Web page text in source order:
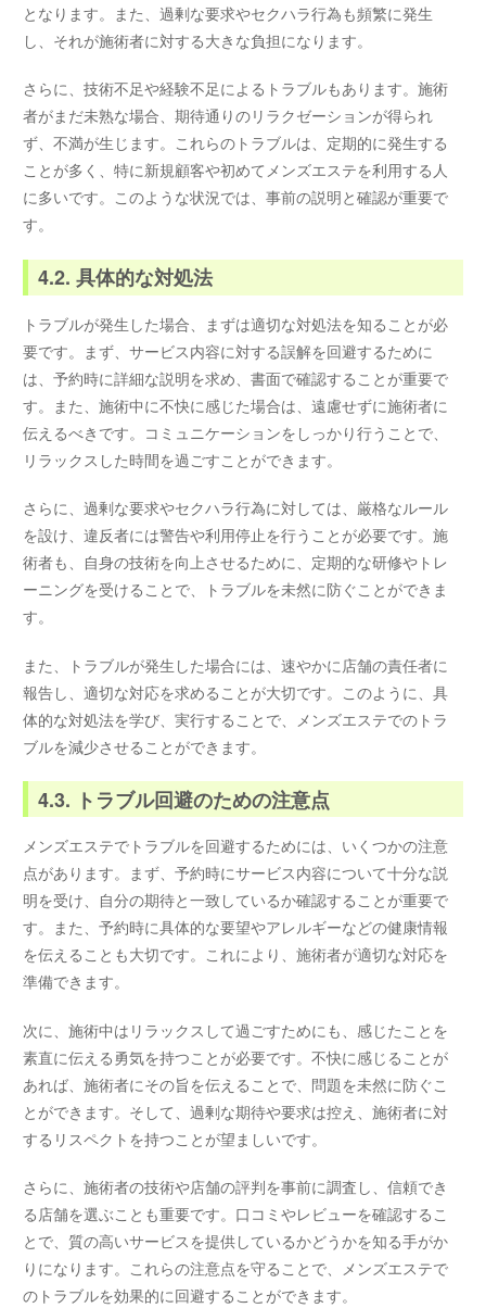
となります。また、過剰な要求やセクハラ行為も頻繁に発生
し、それが施術者に対する大きな負担になります。
さらに、技術不足や経験不足によるトラブルもあります。施術
者がまだ未熟な場合、期待通りのリラクゼーションが得られ
ず、不満が生じます。これらのトラブルは、定期的に発生する
ことが多く、特に新規顧客や初めてメンズエステを利用する人
に多いです。このような状況では、事前の説明と確認が重要で
す。
4.2. 具体的な対処法
トラブルが発生した場合、まずは適切な対処法を知ることが必
要です。まず、サービス内容に対する誤解を回避するために
は、予約時に詳細な説明を求め、書面で確認することが重要で
す。また、施術中に不快に感じた場合は、遠慮せずに施術者に
伝えるべきです。コミュニケーションをしっかり行うことで、
リラックスした時間を過ごすことができます。
さらに、過剰な要求やセクハラ行為に対しては、厳格なルール
を設け、違反者には警告や利用停止を行うことが必要です。施
術者も、自身の技術を向上させるために、定期的な研修やトレ
ーニングを受けることで、トラブルを未然に防ぐことができま
す。
また、トラブルが発生した場合には、速やかに店舗の責任者に
報告し、適切な対応を求めることが大切です。このように、具
体的な対処法を学び、実行することで、メンズエステでのトラ
ブルを減少させることができます。
4.3. トラブル回避のための注意点
メンズエステでトラブルを回避するためには、いくつかの注意
点があります。まず、予約時にサービス内容について十分な説
明を受け、自分の期待と一致しているか確認することが重要で
す。また、予約時に具体的な要望やアレルギーなどの健康情報
を伝えることも大切です。これにより、施術者が適切な対応を
準備できます。
次に、施術中はリラックスして過ごすためにも、感じたことを
素直に伝える勇気を持つことが必要です。不快に感じることが
あれば、施術者にその旨を伝えることで、問題を未然に防ぐこ
とができます。そして、過剰な期待や要求は控え、施術者に対
するリスペクトを持つことが望ましいです。
さらに、施術者の技術や店舗の評判を事前に調査し、信頼でき
る店舗を選ぶことも重要です。口コミやレビューを確認するこ
とで、質の高いサービスを提供しているかどうかを知る手がか
りになります。これらの注意点を守ることで、メンズエステで
のトラブルを効果的に回避することができます。